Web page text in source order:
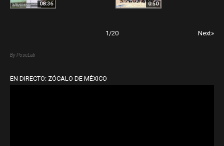
08:36 0:50
1/20 Next»
By PoseLab
EN DIRECTO: ZÓCALO DE MÉXICO